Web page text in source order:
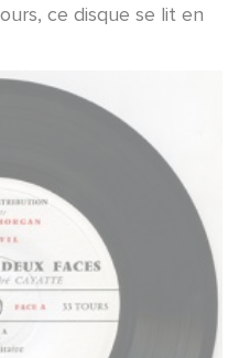
ce disque se lit en